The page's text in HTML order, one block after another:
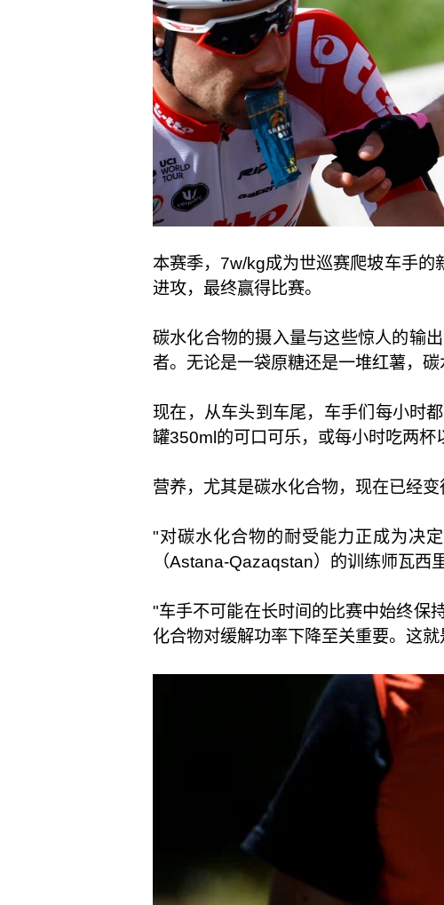
本赛季，7w/kg成为世巡赛爬坡车手
进攻，最终赢得比赛。
碳水化合物的摄入量与这些惊人的输
者。无论是一袋原糖还是一堆红薯，碳
现在，从车头到车尾，车手们每小时
罐350ml的可口可乐，或每小时吃两杯
营养，尤其是碳水化合物，现在已经
"对碳水化合物的耐受能力正成为决
（Astana-Qazaqstan）的训练师瓦西
"车手不可能在长时间的比赛中始终保
化合物对缓解功率下降至关重要。这